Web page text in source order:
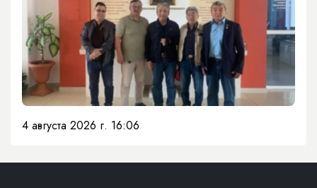
4 августа 2026 г. 16:06